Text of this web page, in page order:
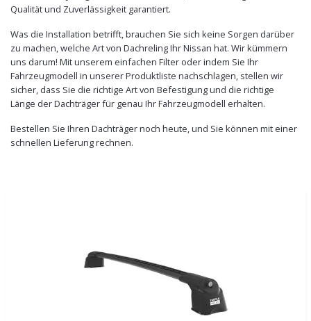
Qualität und Zuverlässigkeit garantiert.
Was die Installation betrifft, brauchen Sie sich keine Sorgen darüber
zu machen, welche Art von Dachreling Ihr Nissan hat. Wir kümmern
uns darum! Mit unserem einfachen Filter oder indem Sie Ihr
Fahrzeugmodell in unserer Produktliste nachschlagen, stellen wir
sicher, dass Sie die richtige Art von Befestigung und die richtige
Länge der Dachträger für genau Ihr Fahrzeugmodell erhalten.
Bestellen Sie Ihren Dachträger noch heute, und Sie können mit einer
schnellen Lieferung rechnen.